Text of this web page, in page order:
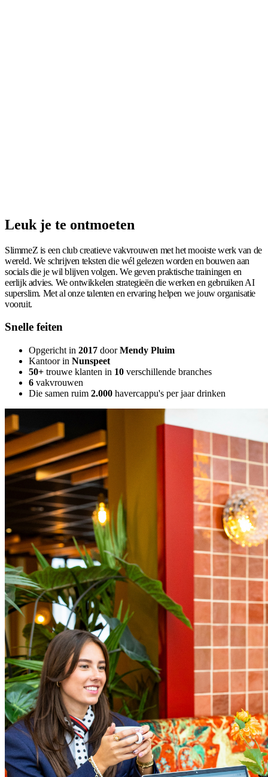
Leuk je te ontmoeten
SlimmeZ is een club creatieve vakvrouwen met het mooiste werk van de
wereld. We schrijven teksten die wél gelezen worden en bouwen aan
socials die je wil blijven volgen. We geven praktische trainingen en
eerlijk advies. We ontwikkelen strategieën die werken en gebruiken AI
superslim. Met al onze talenten en ervaring helpen we jouw organisatie
vooruit.
Snelle feiten
Opgericht in 2017 doorMendy Pluim
Kantoor in Nunspeet
50+ trouwe klanten in 10 verschillende branches
6 vakvrouwen
Die samen ruim 2.000 havercappu's per jaar drinken